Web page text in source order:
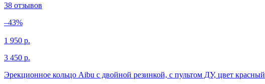
38 отзывов
–43%
1 950 р.
3 450 р.
Эрекционное кольцо Aibu с двойной резинкой, с пультом ДУ, цвет красный